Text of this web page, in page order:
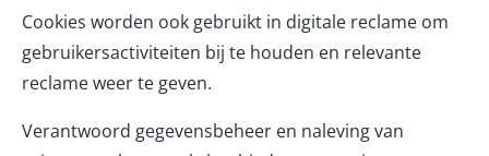
Cookies worden ook gebruikt in digitale reclame om
gebruikersactiviteiten bij te houden en relevante
reclame weer te geven.
Verantwoord gegevensbeheer en naleving van